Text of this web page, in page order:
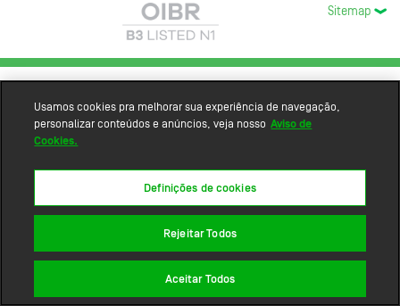
Sitemap
Usamos cookies pra melhorar sua experiência de navegação,
personalizar conteúdos e anúncios, veja nosso Aviso de
Cookies.
Definições de cookies
Rejeitar Todos
Aceitar Todos